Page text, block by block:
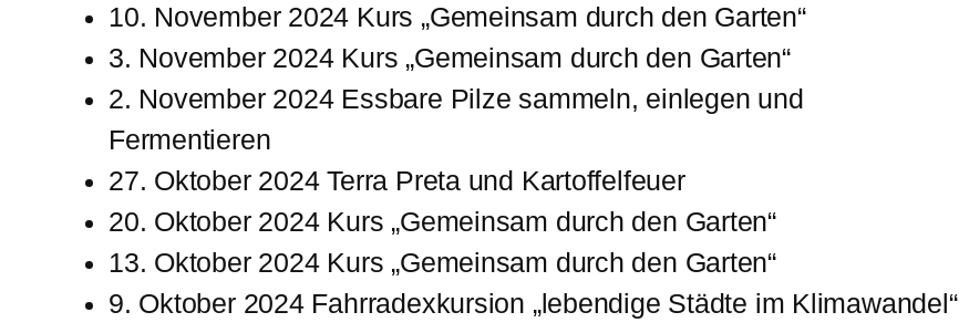
10. November 2024 Kurs „Gemeinsam durch den Garten“
3. November 2024 Kurs „Gemeinsam durch den Garten“
2. November 2024 Essbare Pilze sammeln, einlegen und
Fermentieren
27. Oktober 2024 Terra Preta und Kartoffelfeuer
20. Oktober 2024 Kurs „Gemeinsam durch den Garten“
13. Oktober 2024 Kurs „Gemeinsam durch den Garten“
9. Oktober 2024 Fahrradexkursion „lebendige Städte im Klimawandel“